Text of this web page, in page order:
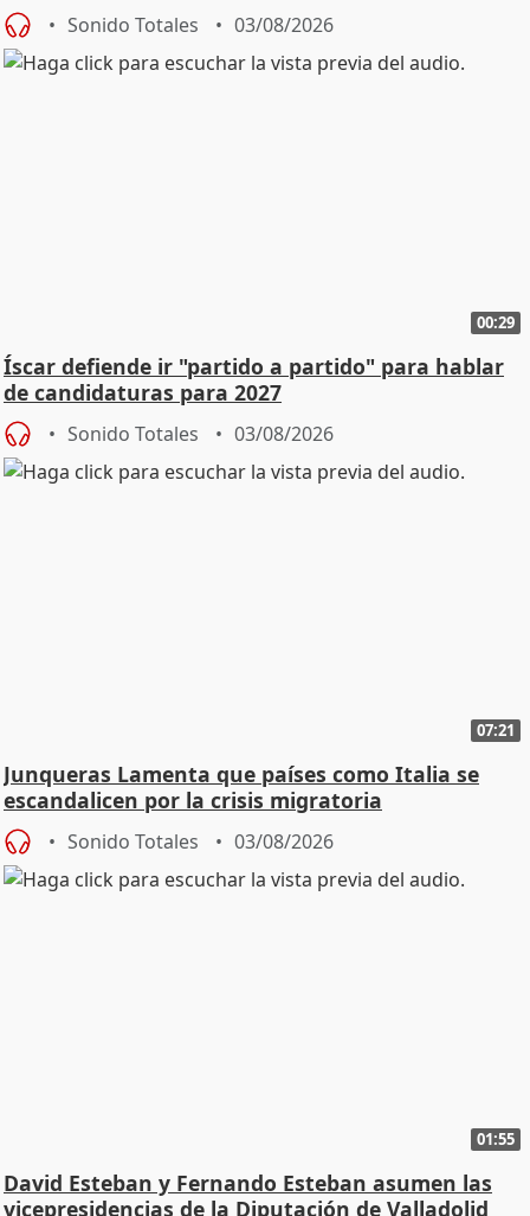
Sonido Totales 03/08/2026
00:29
Íscar defiende ir "partido a partido" para hablar
de candidaturas para 2027
Sonido Totales 03/08/2026
07:21
Junqueras Lamenta que países como Italia se
escandalicen por la crisis migratoria
Sonido Totales 03/08/2026
01:55
David Esteban y Fernando Esteban asumen las
vicepresidencias de la Diputación de Valladolid